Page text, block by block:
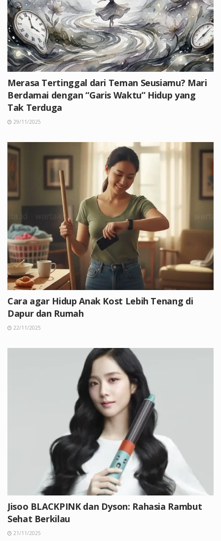
Merasa Tertinggal dari Teman Seusiamu? Mari
Berdamai dengan “Garis Waktu” Hidup yang
Tak Terduga
29/11/2025
Cara agar Hidup Anak Kost Lebih Tenang di
Dapur dan Rumah
22/11/2025
Jisoo BLACKPINK dan Dyson: Rahasia Rambut
Sehat Berkilau
21/11/2025